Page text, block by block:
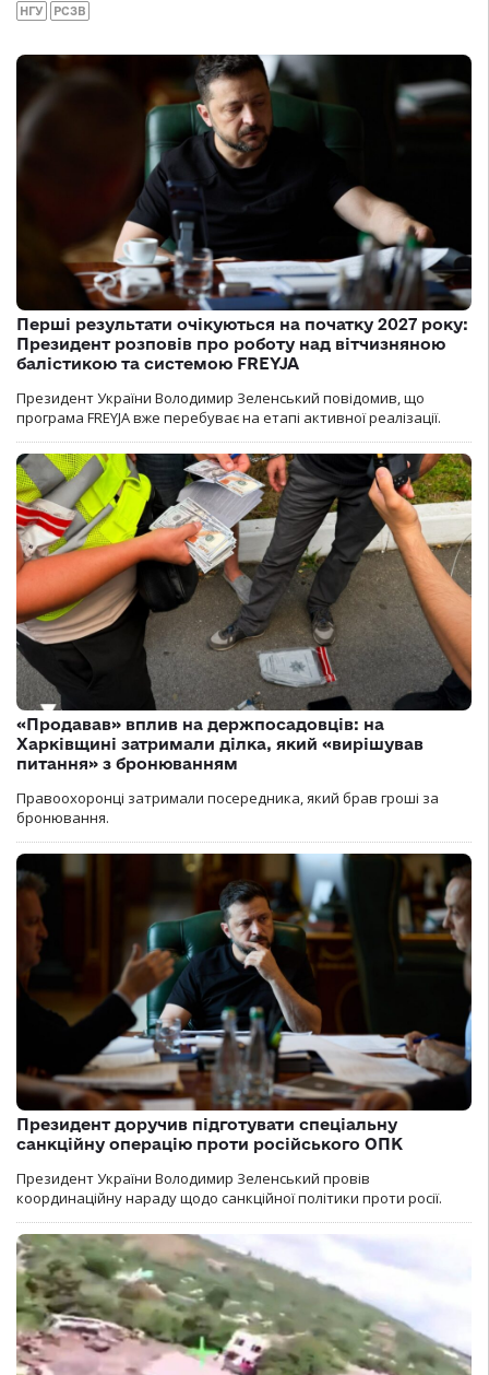
НГУ РСЗВ
Перші результати очікуються на початку 2027 року:
Президент розповів про роботу над вітчизняною
балістикою та системою FREYJA
Президент України Володимир Зеленський повідомив, що
програма FREYJA вже перебуває на етапі активної реалізації.
«Продавав» вплив на держпосадовців: на
Харківщині затримали ділка, який «вирішував
питання» з бронюванням
Правоохоронці затримали посередника, який брав гроші за
бронювання.
Президент доручив підготувати спеціальну
санкційну операцію проти російського ОПК
Президент України Володимир Зеленський провів
координаційну нараду щодо санкційної політики проти росії.